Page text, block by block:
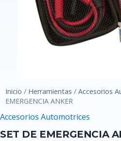
Inicio / Herramientas /Accesorios
EMERGENCIA ANKER
Accesorios Automotrices
SET DE EMERGENCIA